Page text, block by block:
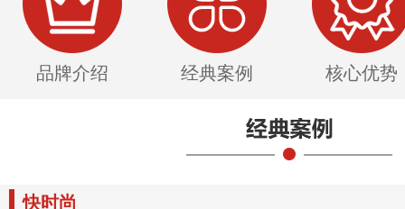
品牌介绍 经典案例 核心优势
快时尚